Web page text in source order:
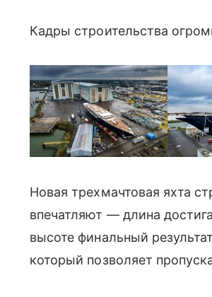
Кадры строительства
Фото: thesun.co.uk
Новая трехмачтовая яхта
впечатляют —длина
высоте финальный
который позволяет